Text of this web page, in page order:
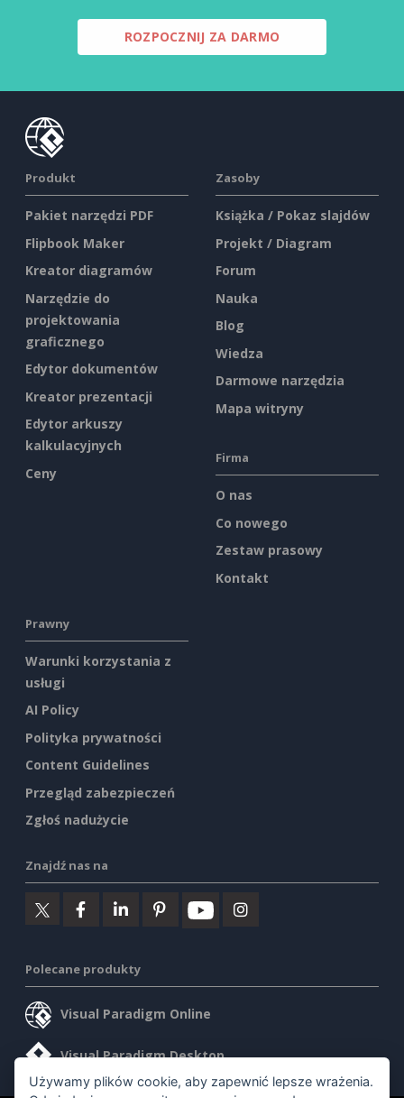
ROZPOCZNIJ ZA DARMO
Produkt
Pakiet narzędzi PDF
Flipbook Maker
Kreator diagramów
Narzędzie do
projektowania
graficznego
Edytor dokumentów
Kreator prezentacji
Edytor arkuszy
kalkulacyjnych
Ceny
Zasoby
Książka / Pokaz slajdów
Projekt / Diagram
Forum
Nauka
Blog
Wiedza
Darmowe narzędzia
Mapa witryny
Firma
O nas
Co nowego
Zestaw prasowy
Kontakt
Prawny
Warunki korzystania z
usługi
AI Policy
Polityka prywatności
Content Guidelines
Przegląd zabezpieczeń
Zgłoś nadużycie
Znajdź nas na
Polecane produkty
Visual Paradigm Online
Visual Paradigm Desktop
Używamy plików cookie, aby zapewnić lepsze wrażenia.